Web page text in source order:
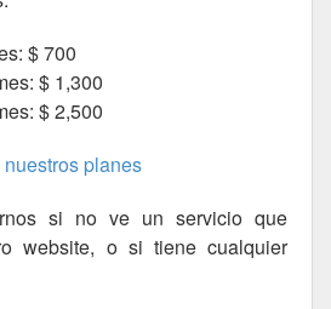
$ 700
$ 1,300
$ 2,500
planes
si no ve un servicio que
website, o si tiene cualquier